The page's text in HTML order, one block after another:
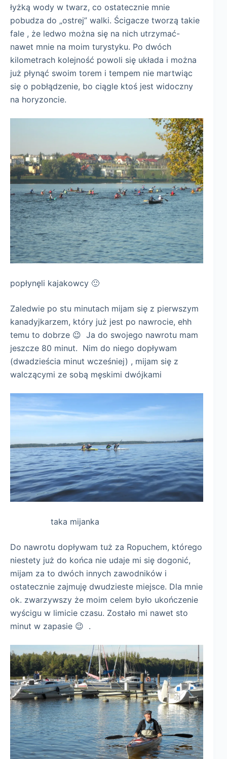
łyżką wody w twarz, co ostatecznie mnie
pobudza do „ostrej” walki. Ścigacze tworzą takie
fale , że ledwo można się na nich utrzymać-
nawet mnie na moim turystyku. Po dwóch
kilometrach kolejność powoli się układa i można
już płynąć swoim torem i tempem nie martwiąc
się o pobłądzenie, bo ciągle ktoś jest widoczny
na horyzoncie.
popłynęli kajakowcy 🙂
Zaledwie po stu minutach mijam się z pierwszym
kanadyjkarzem, który już jest po nawrocie, ehh
temu to dobrze 😉 Ja do swojego nawrotu mam
jeszcze 80 minut. Nim do niego dopływam
(dwadzieścia minut wcześniej) , mijam się z
walczącymi ze sobą męskimi dwójkami
taka mijanka
Do nawrotu dopływam tuż za Ropuchem, którego
niestety już do końca nie udaje mi się dogonić,
mijam za to dwóch innych zawodników i
ostatecznie zajmuję dwudzieste miejsce. Dla mnie
ok. zwarzywszy że moim celem było ukończenie
wyścigu w limicie czasu. Zostało mi nawet sto
minut w zapasie 😉 .